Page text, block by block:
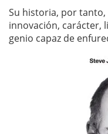
Su historia, por tanto,
innovación, carácter,
genio capaz de